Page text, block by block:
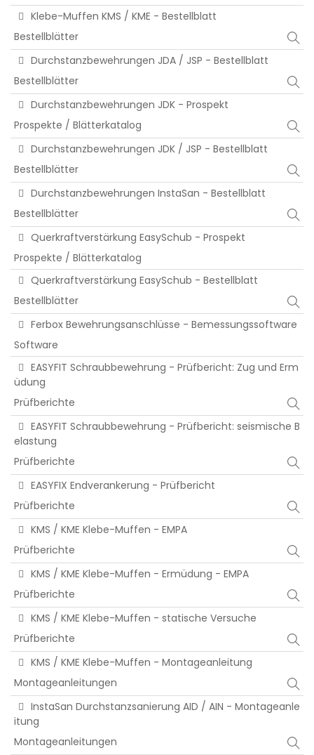
Klebe-Muffen KMS / KME - Bestellblatt
Bestellblätter
Durchstanzbewehrungen JDA / JSP - Bestellblatt
Bestellblätter
Durchstanzbewehrungen JDK - Prospekt
Prospekte / Blätterkatalog
Durchstanzbewehrungen JDK / JSP - Bestellblatt
Bestellblätter
Durchstanzbewehrungen InstaSan - Bestellblatt
Bestellblätter
Querkraftverstärkung EasySchub - Prospekt
Prospekte / Blätterkatalog
Querkraftverstärkung EasySchub - Bestellblatt
Bestellblätter
Ferbox Bewehrungsanschlüsse - Bemessungssoftware
Software
EASYFIT Schraubbewehrung - Prüfbericht: Zug und Erm
üdung
Prüfberichte
EASYFIT Schraubbewehrung - Prüfbericht: seismische B
elastung
Prüfberichte
EASYFIX Endverankerung - Prüfbericht
Prüfberichte
KMS / KME Klebe-Muffen - EMPA
Prüfberichte
KMS / KME Klebe-Muffen - Ermüdung - EMPA
Prüfberichte
KMS / KME Klebe-Muffen - statische Versuche
Prüfberichte
KMS / KME Klebe-Muffen - Montageanleitung
Montageanleitungen
InstaSan Durchstanzsanierung AID / AIN - Montageanle
itung
Montageanleitungen